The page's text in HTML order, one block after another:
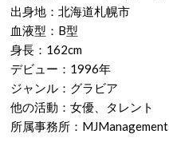
出身地：北海道札幌市
血液型：B型
身長：162cm
デビュー：1996年
ジャンル：グラビア
他の活動：女優、タレント
所属事務所：MJManagement